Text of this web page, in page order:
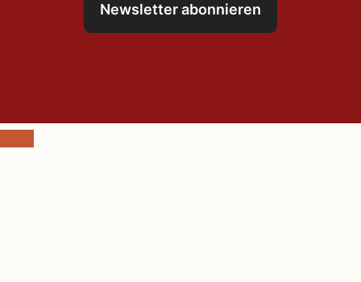
Newsletter abonnieren
Schließen